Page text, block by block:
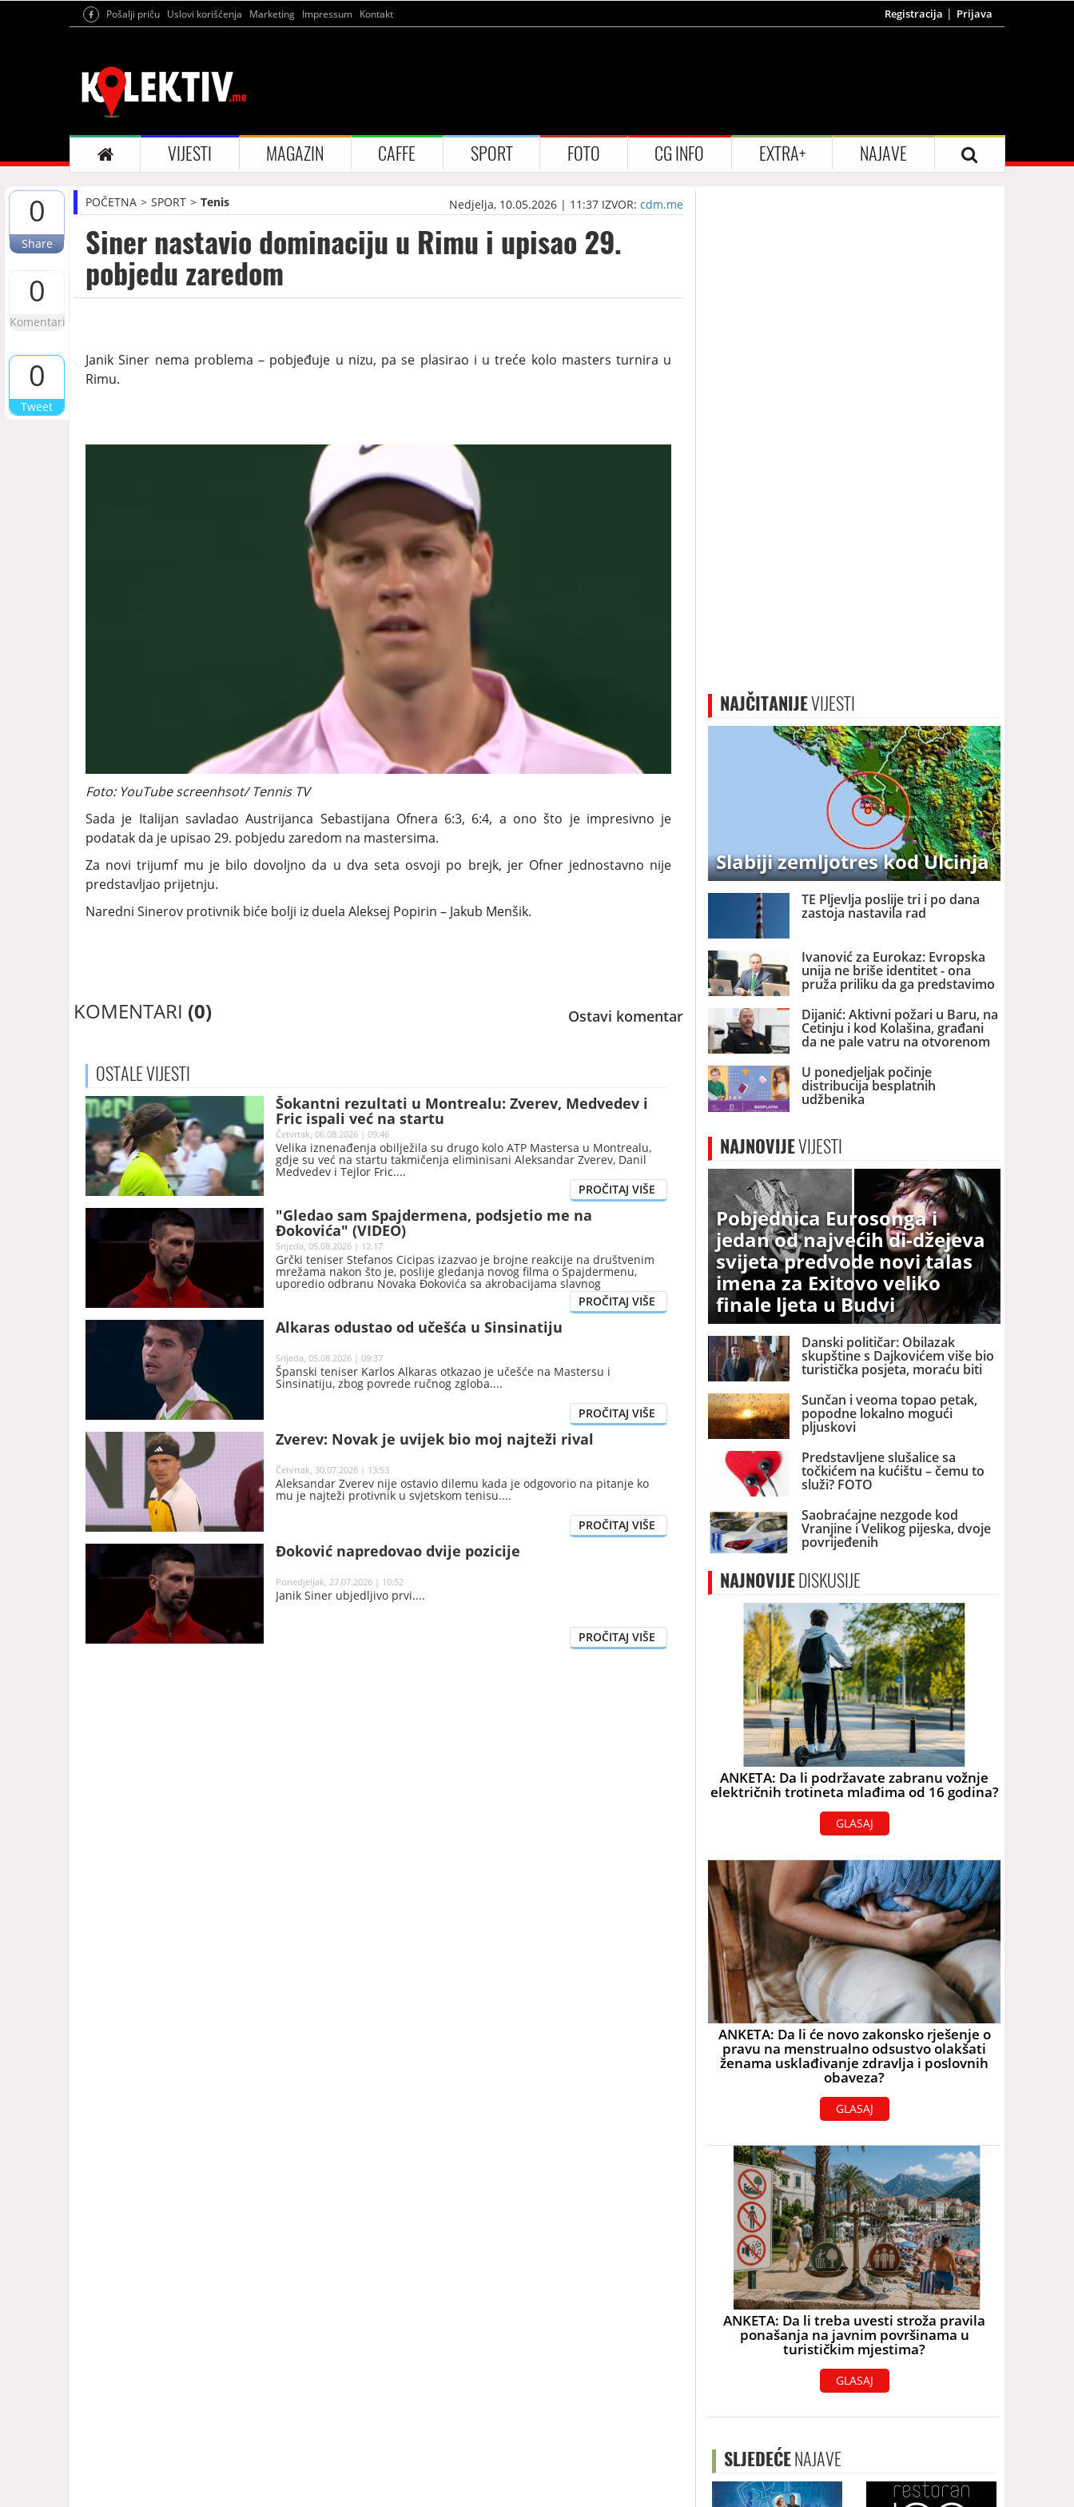
Pošalji priču Uslovi korišćenja Marketing Impressum Kontakt Registracija Prijava
VIJESTI MAGAZIN CAFFE SPORT FOTO CG INFO EXTRA+ NAJAVE
0
Share
0
Komentari
0
Tweet
POČETNA SPORT Tenis Nedjelja, 10.05.2026 | 11:37 IZVOR:cdm.me
Siner nastavio dominaciju u Rimu i upisao 29.
pobjedu zaredom
Janik Siner nema problema – pobjeđuje u nizu, pa se plasirao i u treće kolo masters turnira u
Rimu.
Foto: YouTube screenhsot/ Tennis TV
Sada je Italijan savladao Austrijanca Sebastijana Ofnera 6:3, 6:4, a ono što je impresivno je
podatak da je upisao 29. pobjedu zaredom na mastersima.
Za novi trijumf mu je bilo dovoljno da u dva seta osvoji po brejk, jer Ofner jednostavno nije
predstavljao prijetnju.
Naredni Sinerov protivnik biće bolji iz duela Aleksej Popirin – Jakub Menšik.
KOMENTARI (0) Ostavi komentar
OSTALEVIJESTI
Šokantni rezultati u Montrealu: Zverev, Medvedev i
Fric ispali već na startu
Četvrtak, 06.08.2026 | 09:46
Velika iznenađenja obilježila su drugo kolo ATP Mastersa u Montrealu,
gdje su već na startu takmičenja eliminisani Aleksandar Zverev, Danil
Medvedev i Tejlor Fric.
"Gledao sam Spajdermena, podsjetio me na
Đokovića" (VIDEO)
Srijeda, 05.08.2026 | 12:17
Grčki teniser Stefanos Cicipas izazvao je brojne reakcije na društvenim
mrežama nakon što je, poslije gledanja novog filma o Spajdermenu,
uporedio odbranu Novaka Đokovića sa akrobacijama slavnog
Alkaras odustao od učešća u Sinsinatiju
Srijeda, 05.08.2026 | 09:37
Španski teniser Karlos Alkaras otkazao je učešće na Mastersu i
Sinsinatiju, zbog povrede ručnog zgloba.
Zverev: Novak je uvijek bio moj najteži rival
Četvrtak, 30.07.2026 | 13:53
Aleksandar Zverev nije ostavio dilemu kada je odgovorio na pitanje ko
mu je najteži protivnik u svjetskom tenisu.
Đoković napredovao dvije pozicije
Ponedjeljak, 27.07.2026 | 10:52
Janik Siner ubjedljivo prvi.
NAJČITANIJEVIJESTI
Slabiji zemljotres kod Ulcinja
TE Pljevlja poslije tri i po dana
zastoja nastavila rad
Ivanović za Eurokaz: Evropska
unija ne briše identitet - ona
pruža priliku da ga predstavimo
Evropi i svijetu
Dijanić: Aktivni požari u Baru, na
Cetinju i kod Kolašina, građani
da ne pale vatru na otvorenom
U ponedjeljak počinje
distribucija besplatnih
udžbenika
NAJNOVIJEVIJESTI
Pobjednica Eurosonga i
jedan od najvećih di-džejeva
svijeta predvode novi talas
imena za Exitovo veliko
finale ljeta u Budvi
Danski političar: Obilazak
skupštine s Dajkovićem više bio
turistička posjeta, moraću biti
pažljiviji kome ću biti vodič
Sunčan i veoma topao petak,
popodne lokalno mogući
pljuskovi
Predstavljene slušalice sa
točkićem na kućištu – čemu to
služi? FOTO
Saobraćajne nezgode kod
Vranjine i Velikog pijeska, dvoje
povrijeđenih
NAJNOVIJEDISKUSIJE
ANKETA: Da li podržavate zabranu vožnje
električnih trotineta mlađima od 16 godina?
GLASAJ
ANKETA: Da li će novo zakonsko rješenje o
pravu na menstrualno odsustvo olakšati
ženama usklađivanje zdravlja i poslovnih
obaveza?
GLASAJ
ANKETA: Da li treba uvesti stroža pravila
ponašanja na javnim površinama u
turističkim mjestima?
GLASAJ
SLJEDEĆENAJAVE